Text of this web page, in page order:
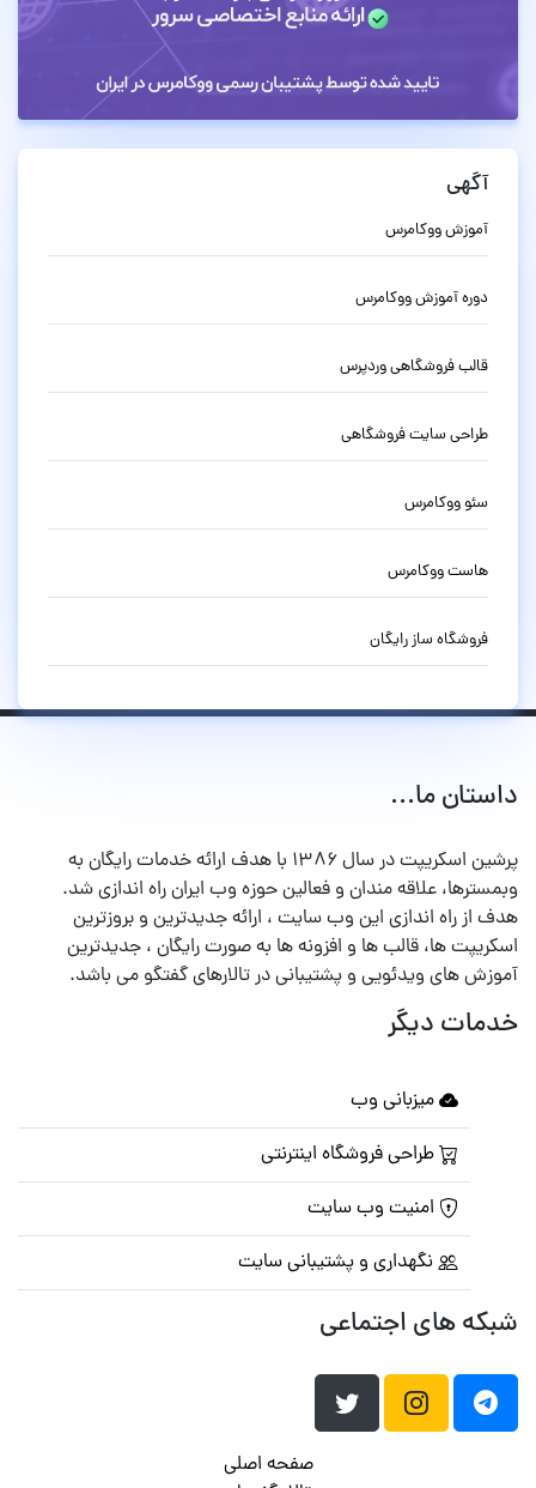
آگهی
آموزش ووکامرس
دوره آموزش ووکامرس
قالب فروشگاهی وردپرس
طراحی سایت فروشگاهی
سئو ووکامرس
هاست ووکامرس
فروشگاه ساز رایگان
داستان ما...
پرشین اسکریپت در سال ۱۳۸۶ با هدف ارائه خدمات رایگان به
وبمسترها، علاقه مندان و فعالین حوزه وب ایران راه اندازی شد.
هدف از راه اندازی این وب سایت ، ارائه جدیدترین و بروزترین
اسکریپت ها، قالب ها و افزونه ها به صورت رایگان ، جدیدترین
آموزش های ویدئویی و پشتیبانی در تالارهای گفتگو می باشد.
خدمات دیگر
میزبانی وب
طراحی فروشگاه اینترنتی
امنیت وب سایت
نگهداری و پشتیبانی سایت
شبکه های اجتماعی
صفحه اصلی